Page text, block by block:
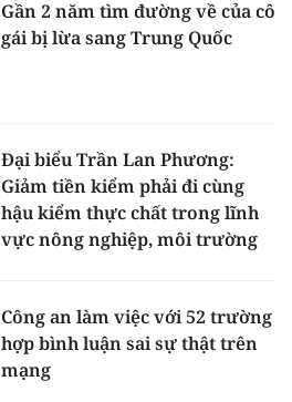
Gần 2 năm tìm đường về của cô
gái bị lừa sang Trung Quốc
Đại biểu Trần Lan Phương:
Giảm tiền kiểm phải đi cùng
hậu kiểm thực chất trong lĩnh
vực nông nghiệp, môi trường
Công an làm việc với 52 trường
hợp bình luận sai sự thật trên
mạng